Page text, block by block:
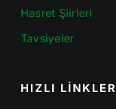
Hasret Şiirleri
Tavsiyeler
HIZLI LİNKLER